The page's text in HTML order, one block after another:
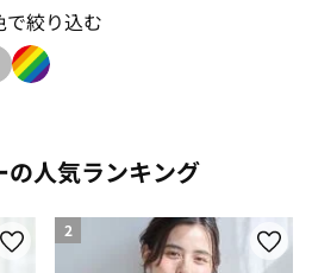
で絞り込む
の人気ランキング
2